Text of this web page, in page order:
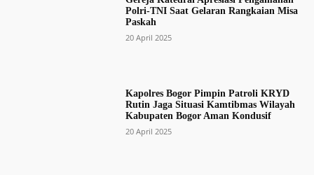
Polri-TNI Saat Gelaran Rangkaian Misa
Paskah
20 April 2025
Kapolres Bogor Pimpin Patroli KRYD
Rutin Jaga Situasi Kamtibmas Wilayah
Kabupaten Bogor Aman Kondusif
20 April 2025